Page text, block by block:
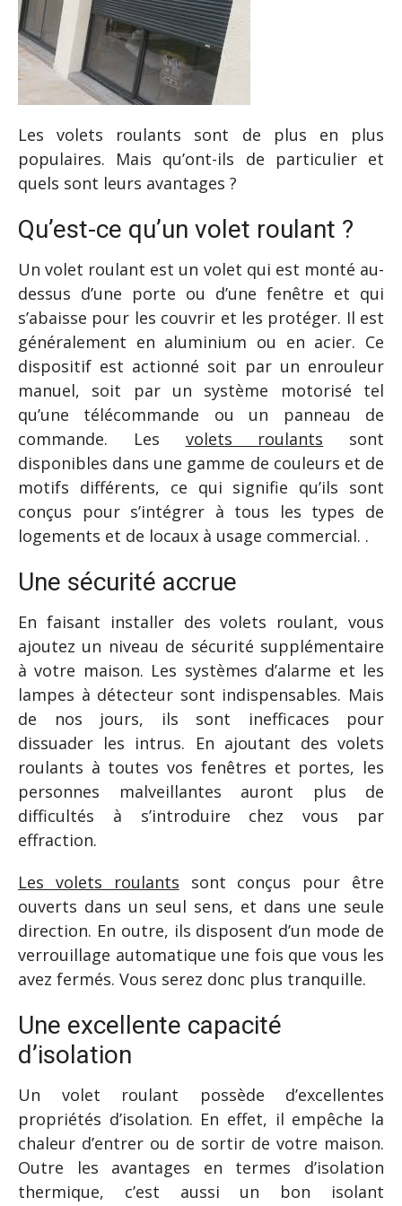
Les volets roulants sont de plus en plus
populaires. Mais qu’ont-ils de particulier et
quels sont leurs avantages ?
Qu’est-ce qu’un volet roulant ?
Un volet roulant est un volet qui est monté au-
dessus d’une porte ou d’une fenêtre et qui
s’abaisse pour les couvrir et les protéger. Il est
généralement en aluminium ou en acier. Ce
dispositif est actionné soit par un enrouleur
manuel, soit par un système motorisé tel
qu’une télécommande ou un panneau de
commande. Les volets roulants sont
disponibles dans une gamme de couleurs et de
motifs différents, ce qui signifie qu’ils sont
conçus pour s’intégrer à tous les types de
logements et de locaux à usage commercial. .
Une sécurité accrue
En faisant installer des volets roulant, vous
ajoutez un niveau de sécurité supplémentaire
à votre maison. Les systèmes d’alarme et les
lampes à détecteur sont indispensables. Mais
de nos jours, ils sont inefficaces pour
dissuader les intrus. En ajoutant des volets
roulants à toutes vos fenêtres et portes, les
personnes malveillantes auront plus de
difficultés à s’introduire chez vous par
effraction.
Les volets roulants sont conçus pour être
ouverts dans un seul sens, et dans une seule
direction. En outre, ils disposent d’un mode de
verrouillage automatique une fois que vous les
avez fermés. Vous serez donc plus tranquille.
Une excellente capacité
d’isolation
Un volet roulant possède d’excellentes
propriétés d’isolation. En effet, il empêche la
chaleur d’entrer ou de sortir de votre maison.
Outre les avantages en termes d’isolation
thermique, c’est aussi un bon isolant